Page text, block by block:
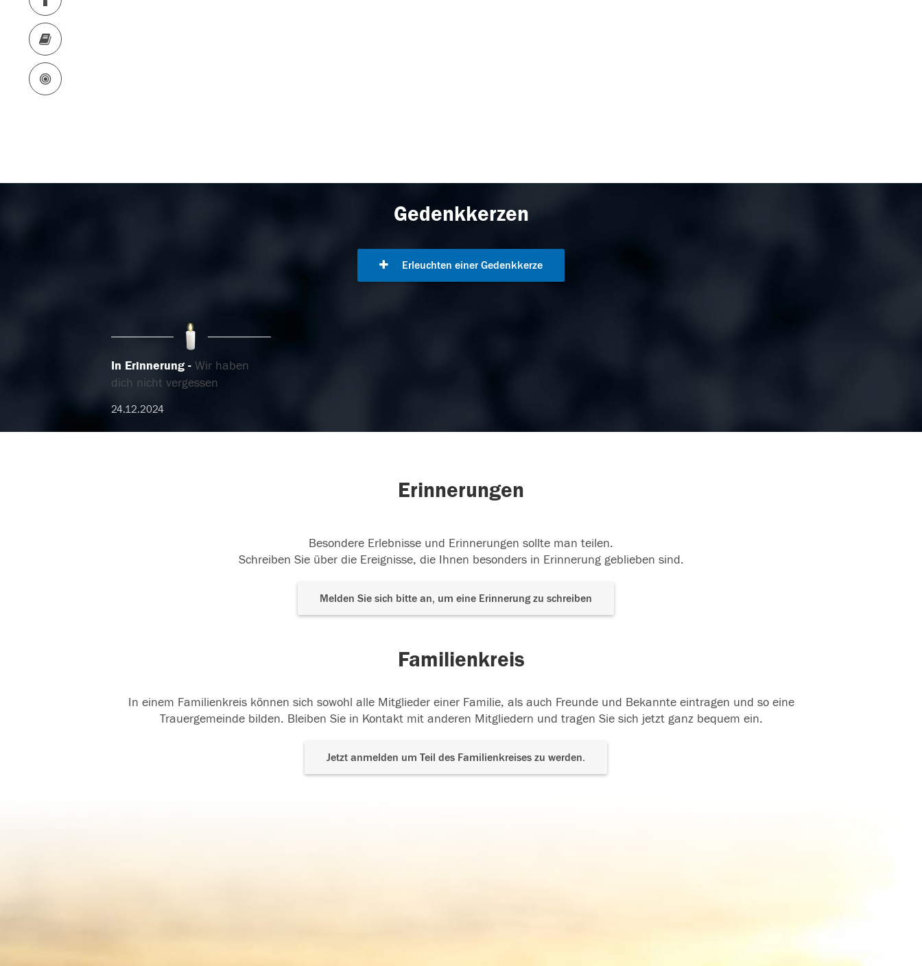
Gedenkkerzen
Erleuchten einer Gedenkkerze
In Erinnerung
Wir haben
dich nicht vergessen
24.12.2024
Erinnerungen
Besondere Erlebnisse und Erinnerungen sollte man teilen.
Schreiben Sie über die Ereignisse, die Ihnen besonders in Erinnerung geblieben sind.
Melden Sie sich bitte an, um eine Erinnerung zu schreiben
Familienkreis
In einem Familienkreis können sich sowohl alle Mitglieder einer Familie, als auch Freunde und Bekannte eintragen und so eine
Trauergemeinde bilden. Bleiben Sie in Kontakt mit anderen Mitgliedern und tragen Sie sich jetzt ganz bequem ein.
Jetzt anmelden um Teil des Familienkreises zu werden.